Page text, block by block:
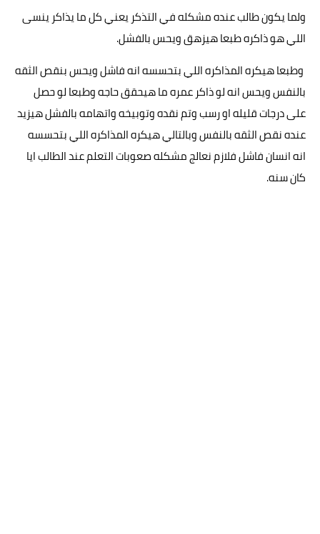
ولما يكون طالب عنده مشكله في التذكر يعني كل ما يذاكر ينسى
اللي هو ذاكره طبعا هيزهق ويحس بالفشل.
وطبعا هيكره المذاكره اللي بتحسسه انه فاشل ويحس بنقص الثقه
بالنفس ويحس انه لو ذاكر عمره ما هيحقق حاجه وطبعا لو حصل
على درجات قليله او رسب وتم نقده وتوبيخه واتهامه بالفشل هيزيد
عنده نقص الثقه بالنفس وبالتالي هيكره المذاكره اللي بتحسسه
انه انسان فاشل فلازم نعالج مشكله صعوبات التعلم عند الطالب ايا
كان سنه.